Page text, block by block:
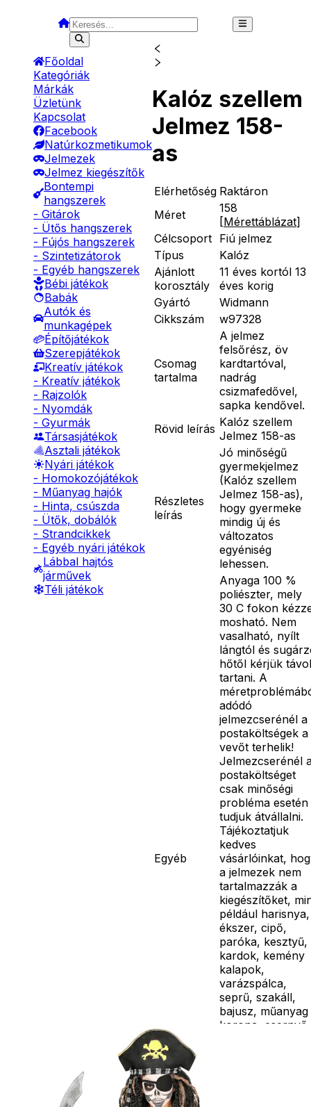
Főoldal
Kategóriák
Márkák
Üzletünk
Kapcsolat
Facebook
Natúrkozmetikumok
Jelmezek
Jelmez kiegészítők
Bontempi
hangszerek
- Gitárok
- Ütős hangszerek
- Fújós hangszerek
- Szintetizátorok
- Egyéb hangszerek
Bébi játékok
Babák
Autók és
munkagépek
Építőjátékok
Szerepjátékok
Kreatív játékok
- Kreatív játékok
- Rajzolók
- Nyomdák
- Gyurmák
Társasjátékok
Asztali játékok
Nyári játékok
- Homokozójátékok
- Műanyag hajók
- Hinta, csúszda
- Ütők, dobálók
- Strandcikkek
- Egyéb nyári játékok
Lábbal hajtós
járművek
Téli játékok
Kalóz szellem
Jelmez 158-
as
Elérhetőség Raktáron
Méret
158
[Mérettáblázat]
Célcsoport Fiú jelmez
Típus
Kalóz
Ajánlott
korosztály
11 éves kortól 13
éves korig
Gyártó
Widmann
Cikkszám
w97328
Csomag
tartalma
A jelmez
felsőrész, öv
kardtartóval,
nadrág
csizmafedővel,
sapka kendővel.
Rövid leírás Kalóz szellem
Jelmez 158-as
Részletes
leírás
Jó minőségű
gyermekjelmez
(Kalóz szellem
Jelmez 158-as),
hogy gyermeke
mindig új és
változatos
egyéniség
lehessen.
Egyéb
Anyaga 100 %
poliészter, mely
30 C fokon
mosható. Nem
vasalható, nyílt
lángtól és
hőtől kérjük távol
tartani. A
adódó
jelmezcserénél a
postaköltségek a
vevőt terhelik!
Jelmezcserénél
postaköltséget
csak minőségi
probléma esetén
tudjuk átvállalni.
Tájékoztatjuk
kedves
vásárlóinkat,
a jelmezek nem
tartalmazzák a
kiegészítőket,
például harisnya,
ékszer, cipő,
paróka, kesztyű,
kardok, kemény
kalapok,
varázspálca,
seprű, szakáll,
bajusz, műanyag
korona, esernyő,